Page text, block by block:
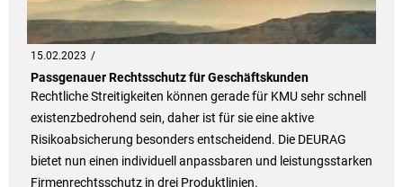
15.02.2023
Passgenauer Rechtsschutz für Geschäftskunden
Rechtliche Streitigkeiten können gerade für KMU sehr schnell
existenzbedrohend sein, daher ist für sie eine aktive
Risikoabsicherung besonders entscheidend. Die DEURAG
bietet nun einen individuell anpassbaren und leistungsstarken
Firmenrechtsschutz in drei Produktlinien.